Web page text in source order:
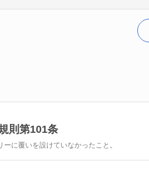
則第101条
に覆いを設けていなかったこと。